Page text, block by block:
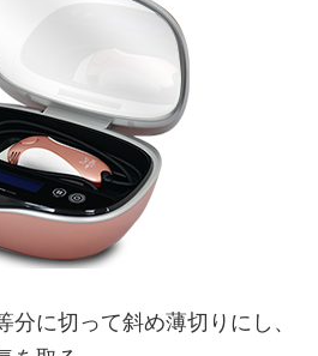
分に切って斜め薄切りにし、